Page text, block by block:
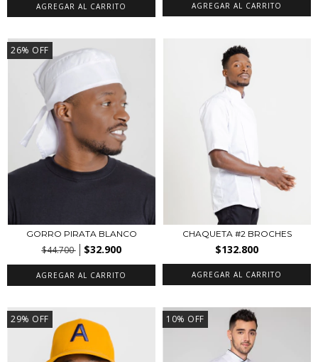
AGREGAR AL CARRITO AGREGAR AL CARRITO
26% OFF
GORRO PIRATA BLANCO
$44.700 $32.900
AGREGAR AL CARRITO
CHAQUETA #2 BROCHES
$132.800
AGREGAR AL CARRITO
29% OFF 10% OFF